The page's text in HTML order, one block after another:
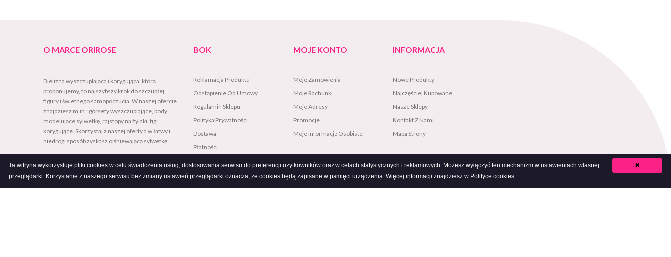
O MARCE ORIROSE
Bielizna wyszczuplająca i korygująca, którą
proponujemy, to najszybszy krok do szczupłej
figury i świetnego samopoczucia. W naszej ofercie
znajdziesz m.in.: gorsety wyszczuplające, body
modelujące sylwetkę, rajstopy na żylaki, figi
korygujące. Skorzystaj z naszej oferty a w łatwy i
niedrogi sposób zyskasz olśniewającą sylwetkę.
BOK
Reklamacja Produktu
Odstąpienie Od Umowy
Regulamin Sklepu
Polityka Prywatności
Dostawa
Płatności
MOJE KONTO
Moje Zamówienia
Moje Rachunki
Moje Adresy
Promocje
Moje Informacje Osobiste
INFORMACJA
Nowe Produkty
Najczęściej Kupowane
Nasze Sklepy
Kontakt Z Nami
Mapa Strony
✖
Ta witryna wykorzystuje pliki cookies w celu świadczenia usług, dostosowania serwisu do preferencji użytkowników oraz w celach statystycznych i reklamowych. Możesz wyłączyć ten mechanizm w ustawieniach własnej
przeglądarki. Korzystanie z naszego serwisu bez zmiany ustawień przeglądarki oznacza, że cookies będą zapisane w pamięci urządzenia. Więcej informacji znajdziesz w Polityce cookies.